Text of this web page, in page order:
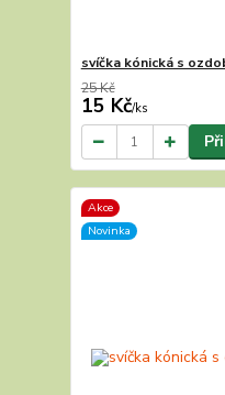
svíčka kónická s
25 Kč
15 Kč/ks
Akce
Novinka